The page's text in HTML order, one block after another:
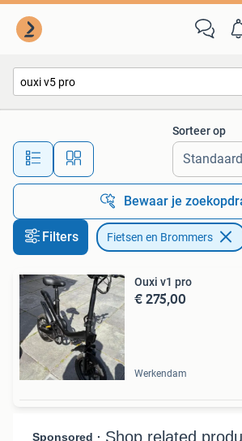
Alle afstanden…
Sorteer op
Bewaar je
Filters Fietsen en Brommers
Ouxi v1 pro
€ 275,00
Werkendam